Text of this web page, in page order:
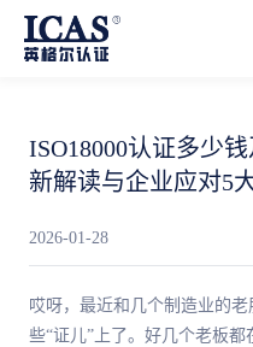
ISO18000认证多少
新解读与企业应对5
2026-01-28
哎呀，最近和几个制造业的
些“证儿”上了。好几个老板